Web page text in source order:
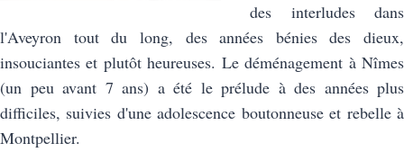
des interludes dans
l'Aveyron tout du long, des années bénies des dieux,
insouciantes et plutôt heureuses. Le déménagement à Nîmes
(un peu avant 7 ans) a été le prélude à des années plus
difficiles, suivies d'une adolescence boutonneuse et rebelle à
Montpellier.